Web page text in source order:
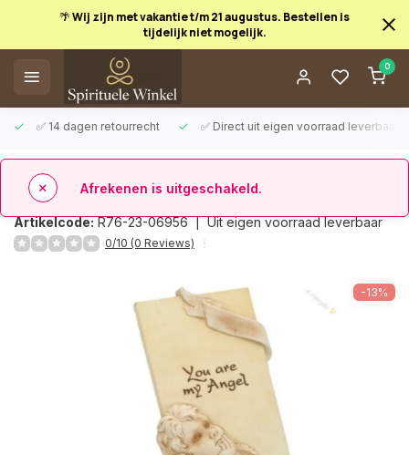
🌴 Wij zijn met vakantie t/m 21 augustus. Bestellen is
tijdelijk niet mogelijk.
0
✅ 14 dagen retourrecht ✅ Direct uit eigen voorraad leverbaar
Afrekenen is uitgeschakeld.
Arts in Stone - You are my angel
Artikelcode:R76-23-06956 |Uit eigen voorraad leverbaar
0/10 (0 Reviews)
-13%